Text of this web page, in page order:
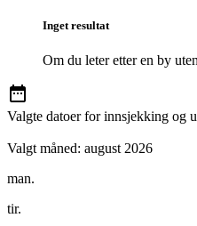
Inget resultat
Om du leter etter en by
Valgte datoer for innsjekking og
Valgt måned: august 2026
man.
tir.